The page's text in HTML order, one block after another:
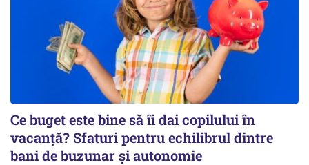
Ce buget este bine să îi dai copilului în
vacanță? Sfaturi pentru echilibrul dintre
bani de buzunar și autonomie